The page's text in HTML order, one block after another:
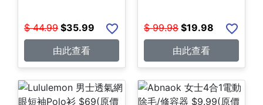
$ 44.99 $35.99
由此查看
$ 99.98 $19.98
由此查看